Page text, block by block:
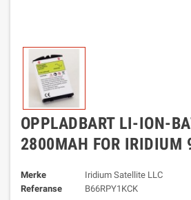
OPPLADBART LI-ION-
2800MAH FOR IRIDIUM
Merke
Iridium Satellite LLC
Referanse
B66RPY1KCK